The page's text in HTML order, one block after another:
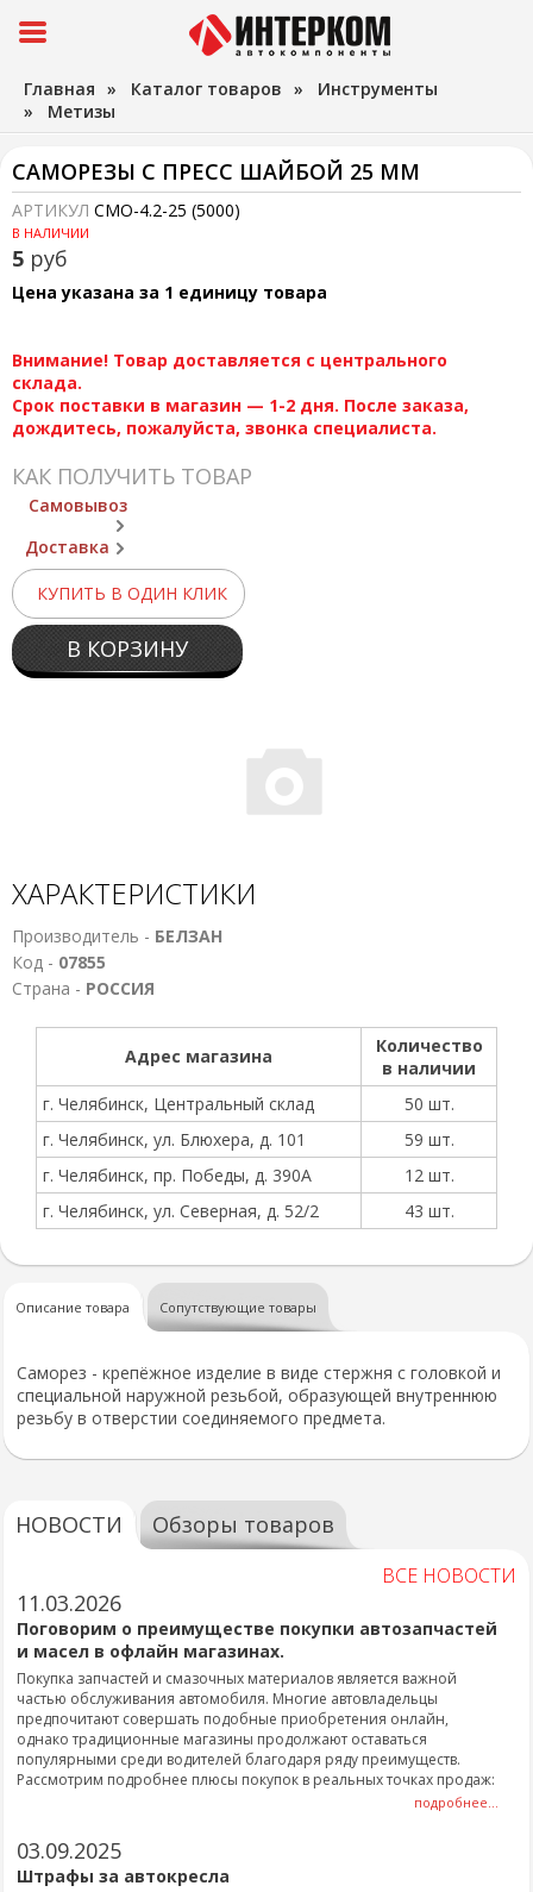
Главная » Каталог товаров » Инструменты
» Метизы
САМОРЕЗЫ С ПРЕСС ШАЙБОЙ 25 ММ
АРТИКУЛ СМО-4.2-25 (5000)
В НАЛИЧИИ
5 руб
Цена указана за 1 единицу товара
Внимание! Товар доставляется с центрального
склада.
Срок поставки в магазин — 1-2 дня. После заказа,
дождитесь, пожалуйста, звонка специалиста.
КАК ПОЛУЧИТЬ ТОВАР
Самовывоз
Доставка
КУПИТЬ В ОДИН КЛИК
В КОРЗИНУ
ХАРАКТЕРИСТИКИ
Производитель - БЕЛЗАН
Код - 07855
Страна - РОССИЯ
Адрес магазина
Количество
в наличии
г. Челябинск, Центральный склад
50 шт.
г. Челябинск, ул. Блюхера, д. 101
59 шт.
г. Челябинск, пр. Победы, д. 390А
12 шт.
г. Челябинск, ул. Северная, д. 52/2
43 шт.
Описание товара Сопутствующие товары
Саморез - крепёжное изделие в виде стержня с головкой и
специальной наружной резьбой, образующей внутреннюю
резьбу в отверстии соединяемого предмета.
НОВОСТИ Обзоры товаров
ВСЕ НОВОСТИ
11.03.2026
Поговорим о преимуществе покупки автозапчастей
и масел в офлайн магазинах.
Покупка запчастей и смазочных материалов является важной
частью обслуживания автомобиля. Многие автовладельцы
предпочитают совершать подобные приобретения онлайн,
однако традиционные магазины продолжают оставаться
популярными среди водителей благодаря ряду преимуществ.
Рассмотрим подробнее плюсы покупок в реальных точках продаж:
подробнее...
03.09.2025
Штрафы за автокресла